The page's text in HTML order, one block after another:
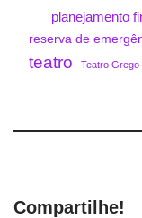
planejamento
reserva de
teatro Teatro Grego
Compartilhe!